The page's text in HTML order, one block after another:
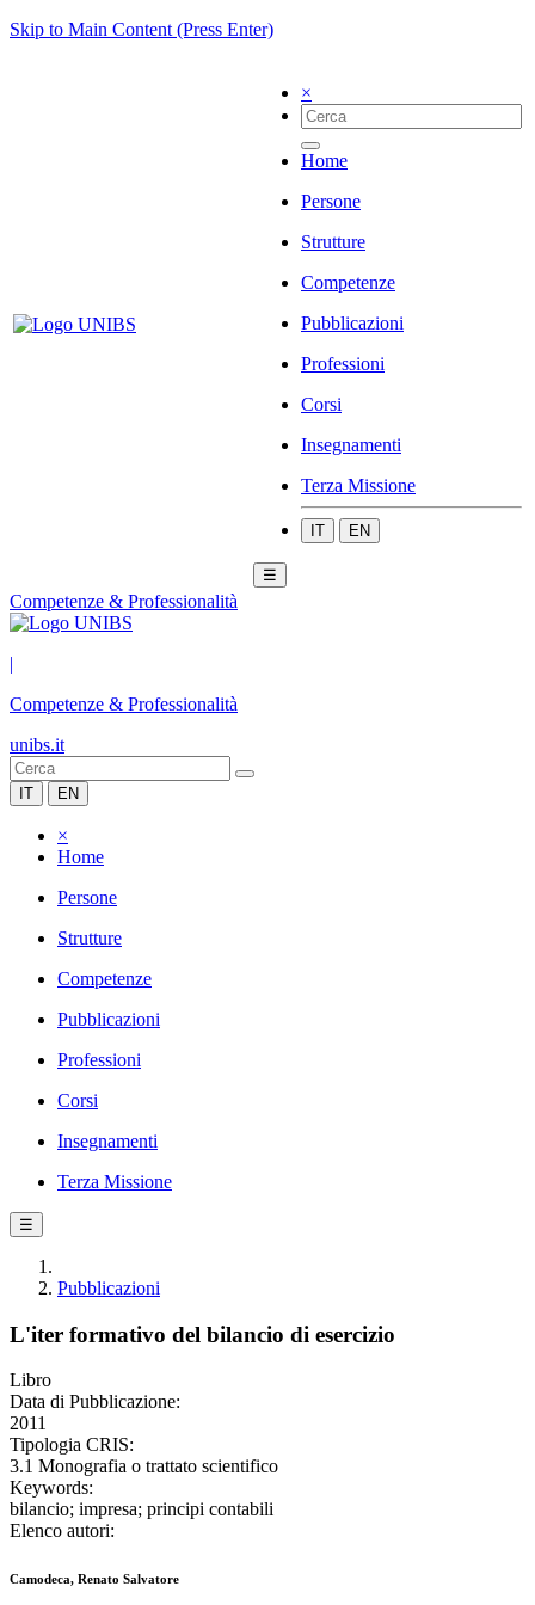
Skip to Main Content (Press Enter)
×
Home
Persone
Strutture
Competenze
Pubblicazioni
Professioni
Corsi
Insegnamenti
Terza Missione
IT EN
☰
Competenze & Professionalità
|
Competenze & Professionalità
unibs.it
IT EN
×
Home
Persone
Strutture
Competenze
Pubblicazioni
Professioni
Corsi
Insegnamenti
Terza Missione
☰
Pubblicazioni
L'iter formativo del bilancio di esercizio
Libro
Data di Pubblicazione:
2011
Tipologia CRIS:
3.1 Monografia o trattato scientifico
Keywords:
bilancio; impresa; principi contabili
Elenco autori:
Camodeca, Renato Salvatore